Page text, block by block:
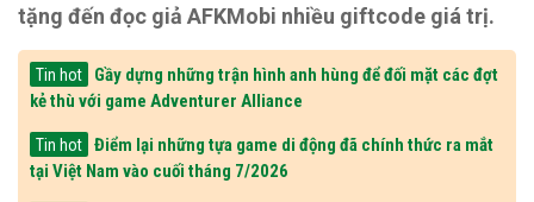
tặng đến đọc giả AFKMobi nhiều giftcode giá trị.
Tin hot
Gầy dựng những trận hình anh hùng để đối mặt các đợt
kẻ thù với game Adventurer Alliance
Tin hot
Điểm lại những tựa game di động đã chính thức ra mắt
tại Việt Nam vào cuối tháng 7/2026